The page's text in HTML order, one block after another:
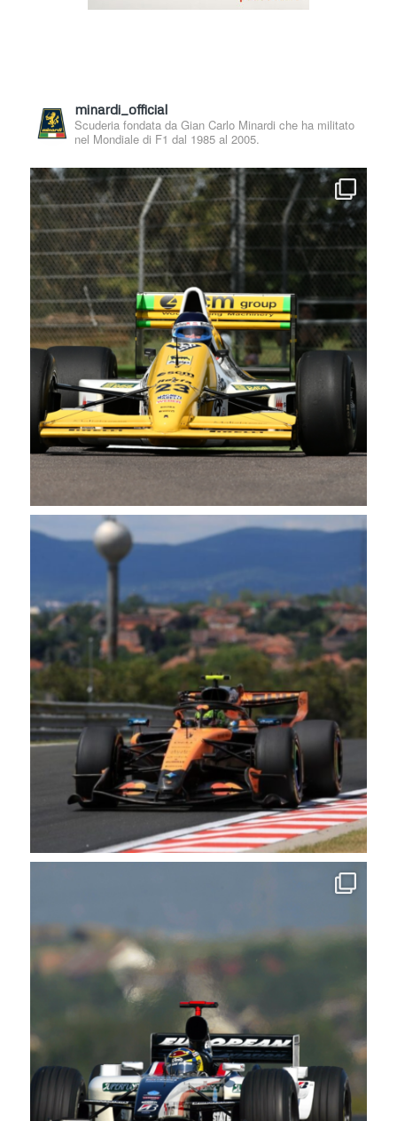
minardi_official
Scuderia fondata da Gian Carlo Minardi che ha militato
nel Mondiale di F1 dal 1985 al 2005.